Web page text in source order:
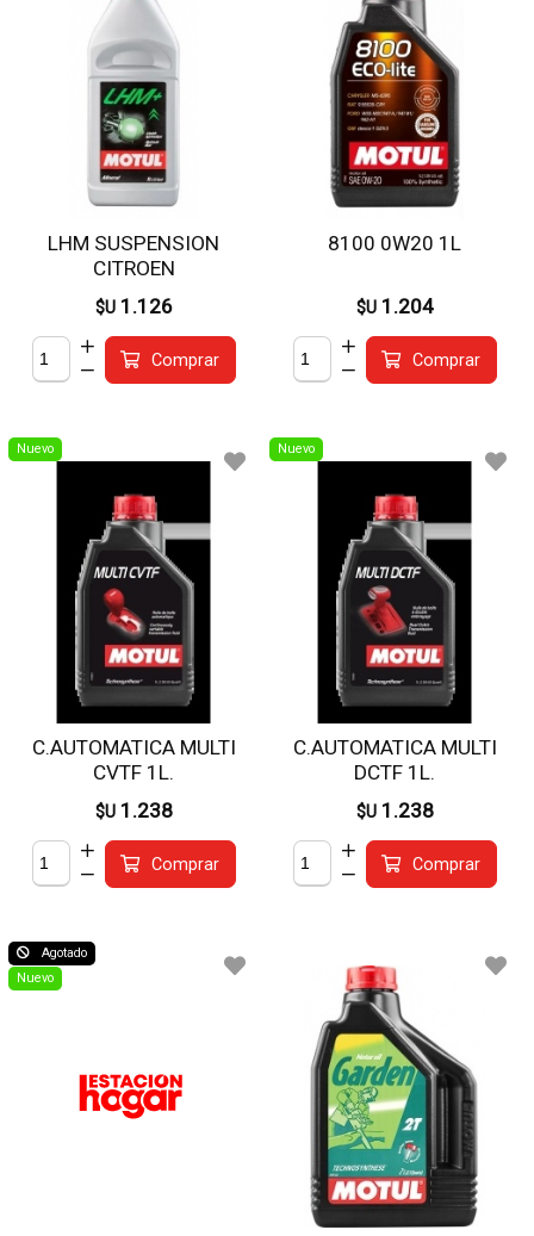
LHM SUSPENSION
CITROEN
$U 1.126
Comprar
8100 0W20 1L
$U 1.204
Comprar
Nuevo
C.AUTOMATICA MULTI
CVTF 1L.
$U 1.238
Comprar
Nuevo
C.AUTOMATICA MULTI
DCTF 1L.
$U 1.238
Comprar
Agotado
Nuevo